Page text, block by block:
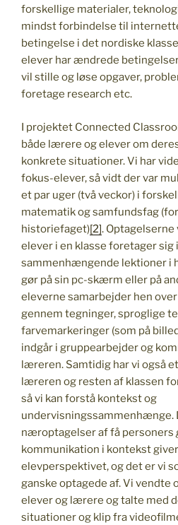
forskellige materialer,
mindst forbindelse til
betingelse i det nordiske
elever har ændrede
vil stille og løse opgaver,
foretage research etc.
I projektet Connected
både lærere og elever om
konkrete situationer. Vi har
fokus-elever, så vidt der var
et par uger (två veckor) i
matematik og samfundsfag
historiefaget)[2].
elever i en klasse foretager sig
sammenhængende lektioner i
gør på sin pc-skærm eller på
eleverne samarbejder hen
gennem tegninger, sproglige
farvemarkeringer (som på
indgår i gruppearbejder og
læreren. Samtidig har vi også
læreren og resten af klassen
så vi kan forstå kontekst og
undervisningssammenhænge.
næroptagelser af få personers
kommunikation i kontekst
elevperspektivet, og det er vi
ganske optagede af. Vi vendte
elever og lærere og talte med
situationer og klip fra